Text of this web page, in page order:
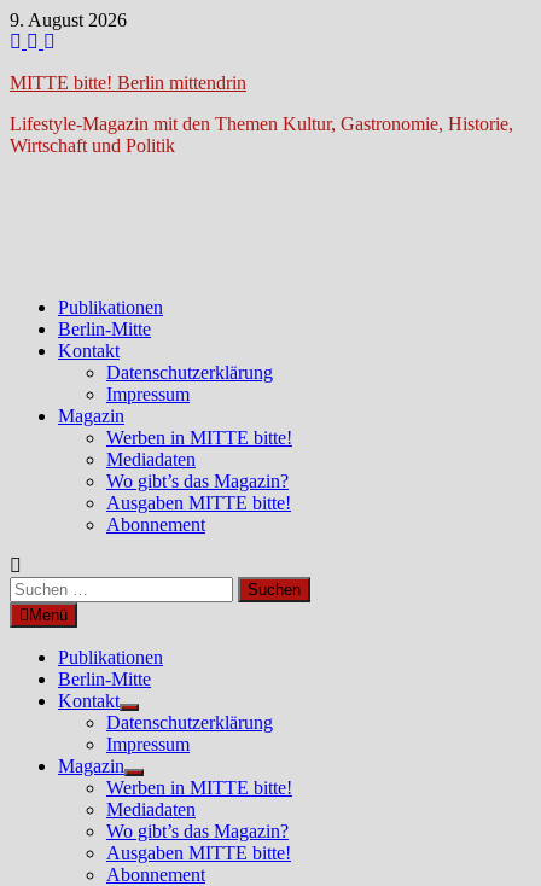
Zum
Inhalt
9. August 2026
MITTE bitte! Berlin mittendrin
Lifestyle-Magazin mit den Themen Kultur, Gastronomie, Historie,
Wirtschaft und Politik
Publikationen
Berlin-Mitte
Kontakt
Datenschutzerklärung
Impressum
Magazin
Werben in MITTE bitte!
Mediadaten
Wo gibt’s das Magazin?
Ausgaben MITTE bitte!
Abonnement
Suchen
nach:Menü
Publikationen
Berlin-Mitte
Kontakt
Untermenü
anzeigen
Datenschutzerklärung
Impressum
Magazin
Untermenü
anzeigen
Werben in MITTE bitte!
Mediadaten
Wo gibt’s das Magazin?
Ausgaben MITTE bitte!
Abonnement